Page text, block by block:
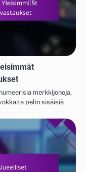
merkkijonoja,
pelin sisäisiä